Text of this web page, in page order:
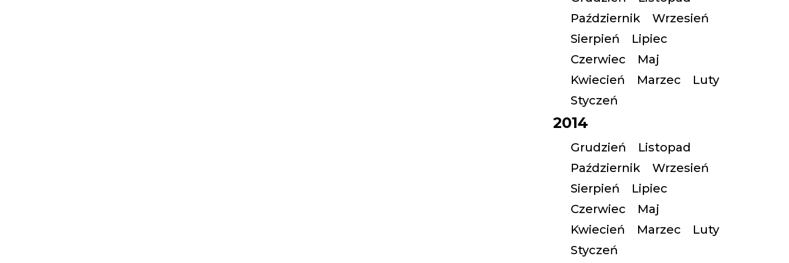
Październik
Wrzesień
Sierpień
Lipiec
Czerwiec
Maj
Kwiecień
Marzec
Luty
Styczeń
2014
Grudzień
Listopad
Październik
Wrzesień
Sierpień
Lipiec
Czerwiec
Maj
Kwiecień
Marzec
Luty
Styczeń